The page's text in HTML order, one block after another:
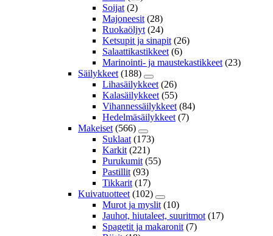
Soijat (2)
Majoneesit (28)
Ruokaöljyt (24)
Ketsupit ja sinapit (26)
Salaattikastikkeet (6)
Marinointi- ja maustekastikkeet (23)
Säilykkeet (188)
Lihasäilykkeet (26)
Kalasäilykkeet (55)
Vihannessäilykkeet (84)
Hedelmäsäilykkeet (7)
Makeiset (566)
Suklaat (173)
Karkit (221)
Purukumit (55)
Pastillit (93)
Tikkarit (17)
Kuivatuotteet (102)
Murot ja myslit (10)
Jauhot, hiutaleet, suuritmot (17)
Spagetit ja makaronit (7)